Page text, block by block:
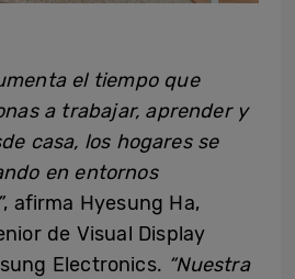
el tiempo que
a trabajar, aprender y
casa, los hogares se
en entornos
, afirma Hyesung Ha,
de Visual Display
Electronics. “Nuestra